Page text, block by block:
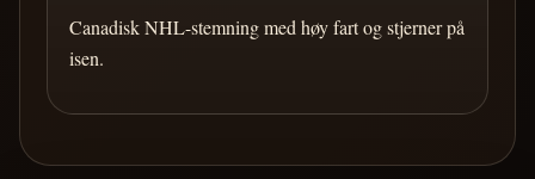
Canadisk NHL-stemning med høy fart og stjerner på
isen.